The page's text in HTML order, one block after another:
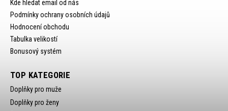
Kde hledat email od nás
Podmínky ochrany osobních údajů
Hodnocení obchodu
Tabulka velikostí
Bonusový systém
TOP KATEGORIE
Doplňky pro muže
Doplňky pro ženy